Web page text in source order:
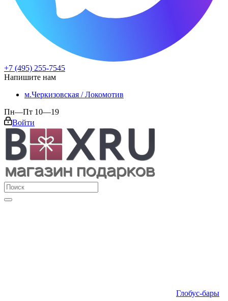
+7 (495) 255-7545
Напишите нам
м.Черкизовская / Локомотив
Пн—Пт 10—19
Войти
Глобус-бары